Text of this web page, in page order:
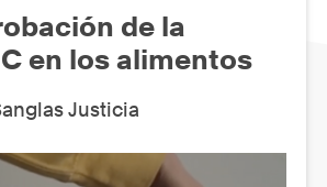
de la
en los alimentos
Justicia